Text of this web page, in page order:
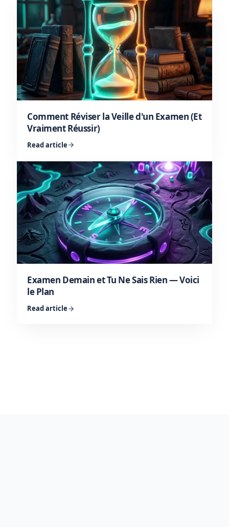
Comment Réviser la Veille d'un Examen (Et
Vraiment Réussir)
Read article
Examen Demain et Tu Ne Sais Rien — Voici
le Plan
Read article